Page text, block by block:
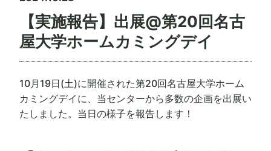
【実施報告】出展@第20回名古
屋大学ホームカミングデイ
10月19日(土)に開催された第20回名古屋大学ホーム
カミングデイに、当センターから多数の企画を出展い
たしました。当日の様子を報告します！